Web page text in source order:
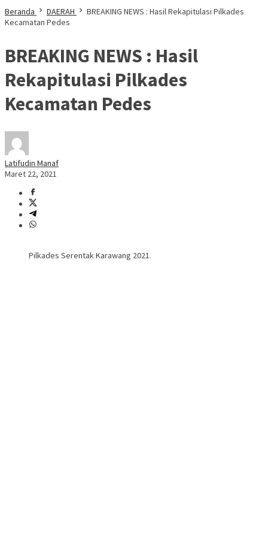
Beranda DAERAH
BREAKING NEWS : Hasil Rekapitulasi Pilkades
Kecamatan Pedes
BREAKING NEWS : Hasil
Rekapitulasi Pilkades
Kecamatan Pedes
Latifudin Manaf
Maret 22, 2021
Pilkades Serentak Karawang 2021.